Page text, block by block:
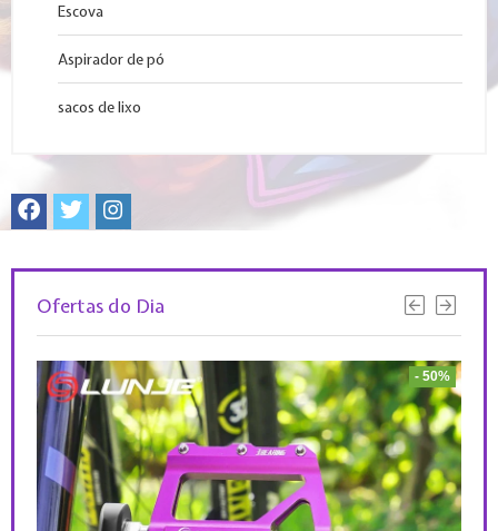
Escova
Aspirador de pó
sacos de lixo
Ofertas do Dia
- 50%